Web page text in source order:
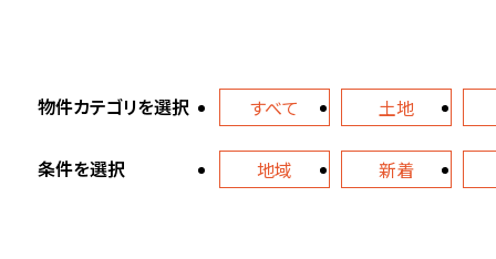
物件カテゴリを選択 すべて 土地
条件を選択 地域 新着